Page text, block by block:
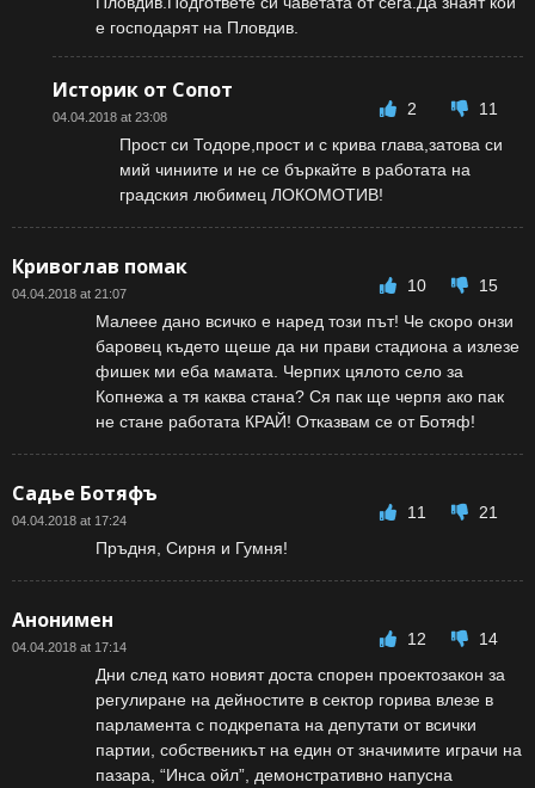
е господарят на Пловдив.
Историк от Сопот
04.04.2018 at 23:08 2
11
Прост си Тодоре,прост и с крива глава,затова си
мий чиниите и не се бъркайте в работата на
градския любимец ЛОКОМОТИВ!
Кривоглав помак
04.04.2018 at 21:07 10
15
Малеее дано всичко е наред този път! Че скоро онзи
баровец където щеше да ни прави стадиона а излезе
фишек ми еба мамата. Черпих цялото село за
Копнежа а тя каква стана? Ся пак ще черпя ако пак
не стане работата КРАЙ! Отказвам се от Ботяф!
Садье Ботяфъ
04.04.2018 at 17:24 11
21
Пръдня, Сирня и Гумня!
Анонимен
04.04.2018 at 17:14 12
14
Дни след като новият доста спорен проектозакон за
регулиране на дейностите в сектор горива влезе в
парламента с подкрепата на депутати от всички
партии, собственикът на един от значимите играчи на
пазара, “Инса ойл”, демонстративно напусна